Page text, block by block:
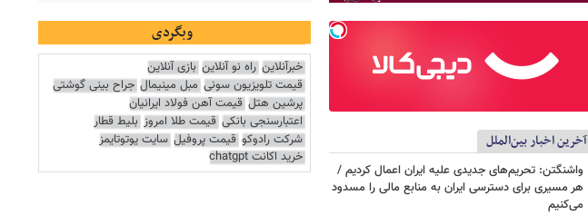
آخرین اخبار بین‌الملل
واشنگتن: تحریم‌های جدیدی علیه ایران اعمال کردیم /
هر مسیری برای دسترسی ایران به منابع مالی را مسدود
می‌کنیم
وبگردی
خبرآنلاین راه نو آنلاین بازی آنلاین
قیمت تلویزیون سونی مبل مینیمال جراح بینی گوشتی
پرشین هتل قیمت آهن فولاد ایرانیان
اعتبارسنجی بانکی قیمت طلا امروز بلیط قطار
شرکت رادوکو قیمت پروفیل سایت یوتوتایمز
خرید اکانت chatgpt